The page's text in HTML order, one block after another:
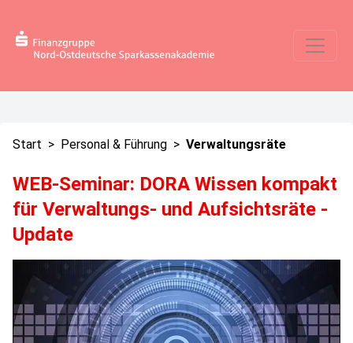
Start > Personal & Führung > Verwaltungsräte
WEB-Seminar: DORA Wissen kompakt
für Verwaltungs- und Aufsichtsräte -
Update